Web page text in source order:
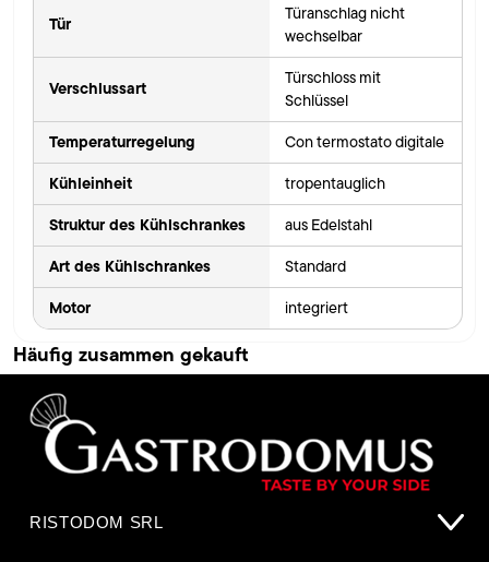
Tür
Türanschlag nicht
wechselbar
Verschlussart
Türschloss mit
Schlüssel
Temperaturregelung Con termostato digitale
Kühleinheit tropentauglich
Struktur des Kühlschrankes aus Edelstahl
Art des Kühlschrankes Standard
Motor integriert
Häufig zusammen gekauft
RISTODOM SRL